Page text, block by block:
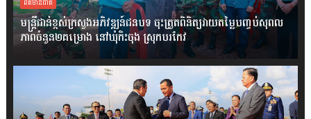
ព័ត៌មានជាតិ
មន្ត្រីជាន់ខ្ពស់ក្រសួងអភិវឌ្ឍន៍ជនបទ ចុះត្រួតពិនិត្យវាយតម្លៃបញ្ចប់សុពល
ភាពចំនួន២គម្រោង នៅឃុំកិះចុង ស្រុកបរកែវ